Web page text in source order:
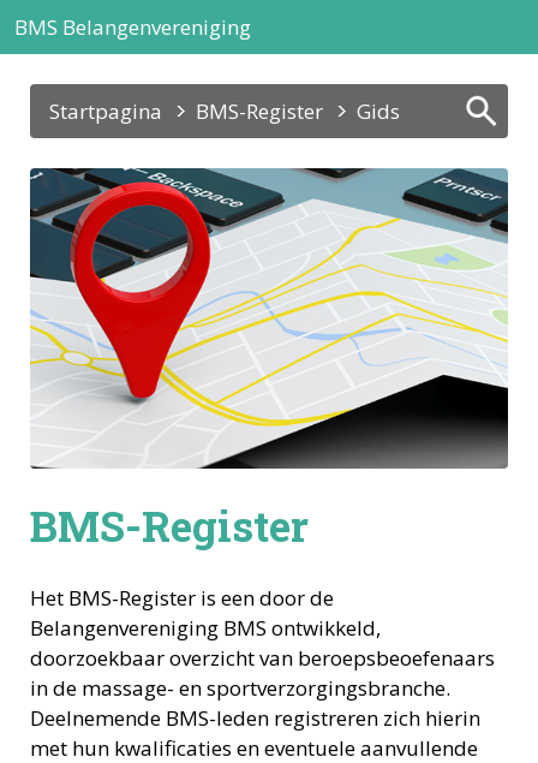
BMS Belangenvereniging
Startpagina BMS-Register Gids
BMS-Register
Het BMS-Register is een door de
Belangenvereniging BMS ontwikkeld,
doorzoekbaar overzicht van beroepsbeoefenaars
in de massage- en sportverzorgingsbranche.
Deelnemende BMS-leden registreren zich hierin
met hun kwalificaties en eventuele aanvullende